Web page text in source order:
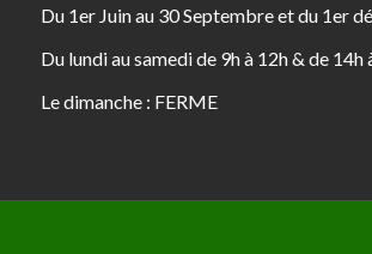
Du 1er Juin au 30 Septembre et du 1er
Du lundi au samedi de 9h à 12h & de 14h
Le dimanche : FERME